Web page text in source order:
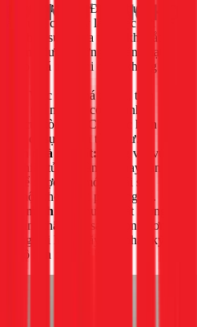
lý trước tiên:
Đây là bước
chung cư. Hãy làm việc với
phép sửa chữa trước khi bắt
tránh được những khoản phạt
bảo quá trình thi công không bị
Việc đập phá tường, trần
chi phí mà còn có thể ảnh
của tòa nhà. Chỉ thực hiện
đã có sự tư vấn từ kỹ sư.
sàn nhà còn tốt: Đừng vội vứt
chiếc tủ, bộ bàn ghế hay sàn
thể được làm mới và tái sử
một khoản chi phí đáng kể.
minh:
Sơn nước chất lượng
và tính thẩm mỹ sang trọng hơn
trong dài hạn. Hãy cân nhắc kỹ
độ bền của vật liệu.